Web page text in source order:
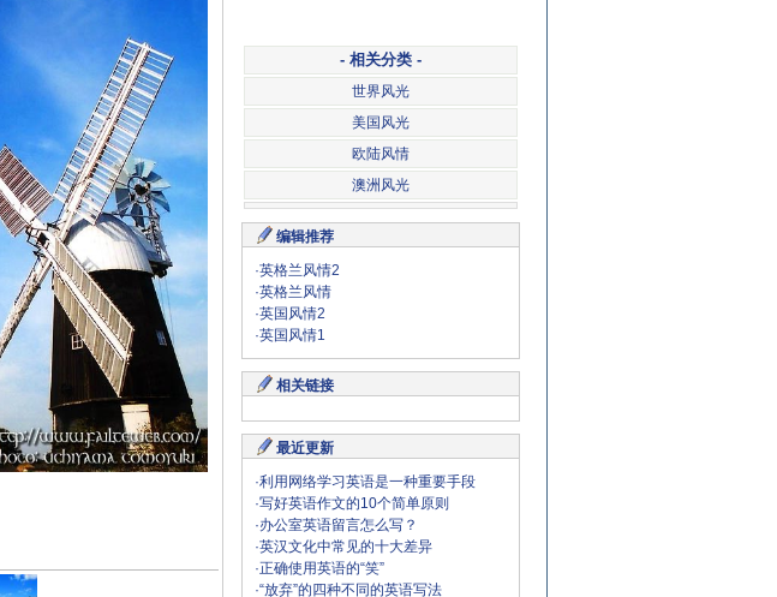
- 相关分类 -
世界风光
美国风光
欧陆风情
澳洲风光
编辑推荐
·英格兰风情2
·英格兰风情
·英国风情2
·英国风情1
相关链接
最近更新
·利用网络学习英语是一种重要手段
·写好英语作文的10个简单原则
·办公室英语留言怎么写？
·英汉文化中常见的十大差异
·正确使用英语的“笑”
·“放弃”的四种不同的英语写法